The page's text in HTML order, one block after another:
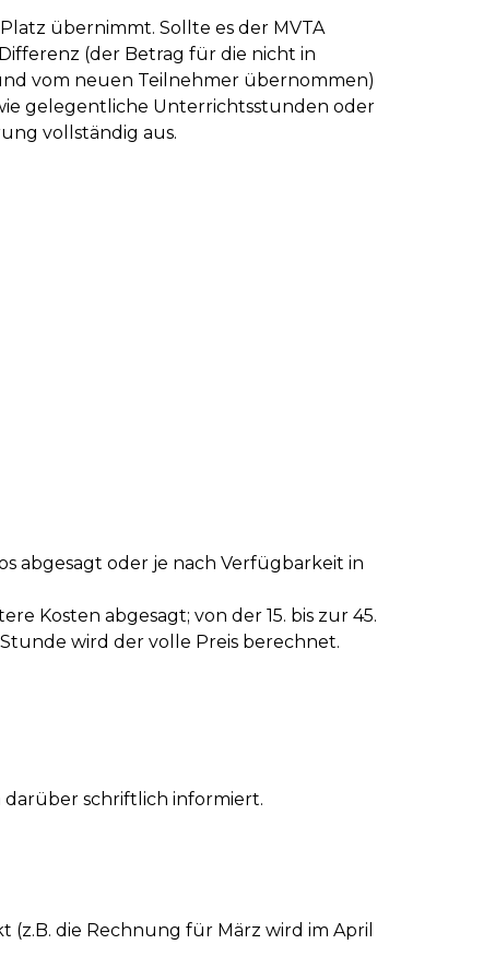
übernimmt. Sollte es der MVTA
(der Betrag für die nicht in
vom neuen Teilnehmer übernommen)
gelegentliche Unterrichtsstunden oder
vollständig aus.
abgesagt oder je nach Verfügbarkeit in
Kosten abgesagt; von der 15. bis zur 45.
wird der volle Preis berechnet.
darüber schriftlich informiert.
die Rechnung für März wird im April